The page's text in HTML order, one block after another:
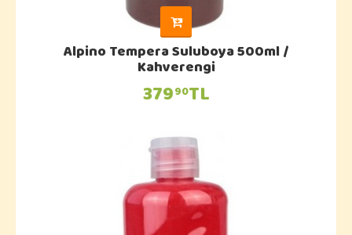
Alpino Tempera Suluboya 500ml /
Kahverengi
37990TL